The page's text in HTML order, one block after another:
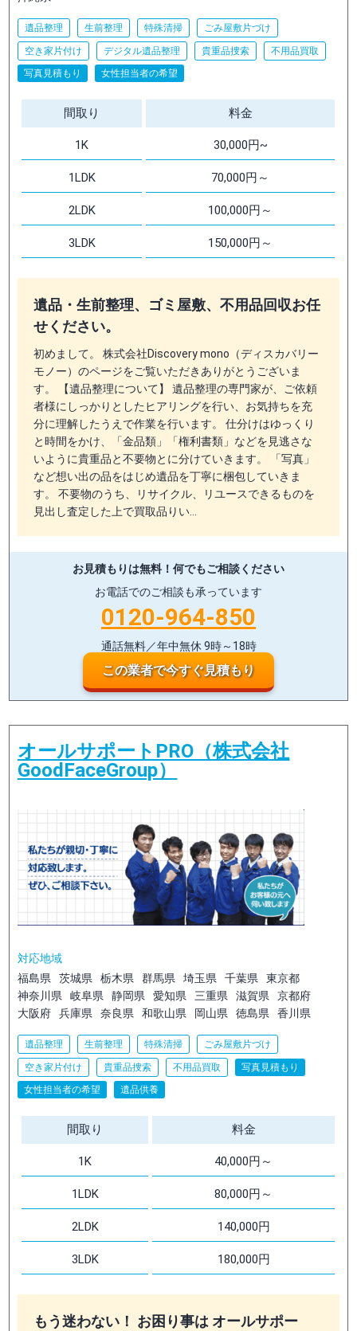
遺品整理 生前整理 特殊清掃 ごみ屋敷片づけ
空き家片付け デジタル遺品整理 貴重品捜索
不用品買取
写真見積もり
女性担当者の希望
間取り 料金
1K 30,000円~
1LDK 70,000円～
2LDK 100,000円～
3LDK 150,000円～
遺品・生前整理、ゴミ屋敷、不用品回収お任
せください。
初めまして。 株式会社Discovery mono（ディスカバリー
モノー）のページをご覧いただきありがとうございま
す。 【遺品整理について】 遺品整理の専門家が、ご依頼
者様にしっかりとしたヒアリングを行い、お気持ちを充
分に理解したうえで作業を行います。 仕分けはゆっくり
と時間をかけ、「金品類」「権利書類」などを見逃さな
いように貴重品と不要物とに分けていきます。 「写真」
など想い出の品をはじめ遺品を丁寧に梱包していきま
す。 不要物のうち、リサイクル、リユースできるものを
見出し査定した上で買取品りい…
お見積もりは無料！ 何でもご相談ください
お電話でのご相談も承っています
0120-964-850
通話無料／年中無休 9時～18時
この業者で今すぐ見積もり
オールサポートPRO（株式会社
GoodFaceGroup）
対応地域
福島県
茨城県 栃木県 群馬県 埼玉県 千葉県
東京都
神奈川県
岐阜県 静岡県 愛知県 三重県 滋賀県
京都府
大阪府
兵庫県 奈良県 和歌山県 岡山県 徳島県 香川県
遺品整理 生前整理 特殊清掃 ごみ屋敷片づけ
空き家片付け 貴重品捜索 不用品買取
写真見積もり
女性担当者の希望
遺品供養
間取り 料金
1K 40,000円～
1LDK 80,000円～
2LDK 140,000円
3LDK 180,000円
もう迷わない！ お困り事は オールサポー